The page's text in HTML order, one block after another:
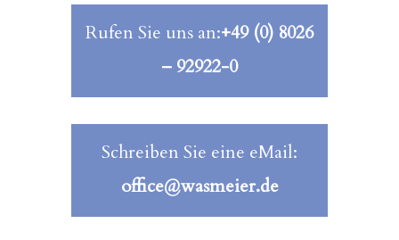
Rufen Sie uns an:+49 (0) 8026
– 92922-0
Schreiben Sie eine eMail:
office@wasmeier.de